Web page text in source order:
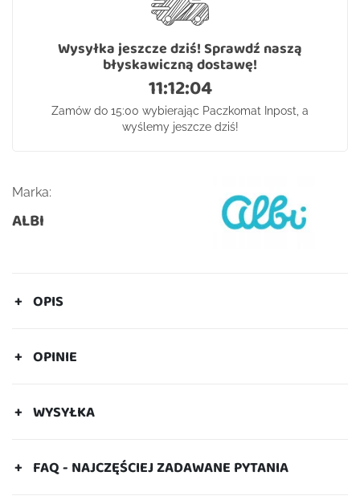
Wysyłka jeszcze dziś! Sprawdź naszą
błyskawiczną dostawę!
11:12:03
Zamów do 15:00 wybierając Paczkomat Inpost, a
wyślemy jeszcze dziś!
Marka:
ALBI
OPIS
OPINIE
WYSYŁKA
FAQ - NAJCZĘŚCIEJ ZADAWANE PYTANIA